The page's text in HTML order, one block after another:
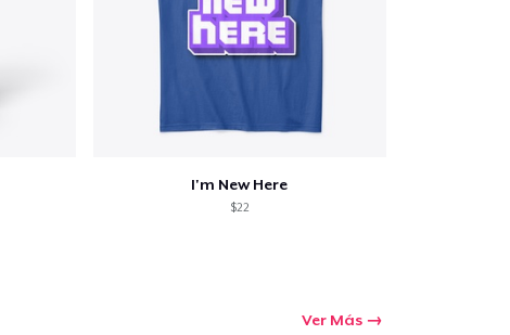
I'm New Here
$22
Ver Más